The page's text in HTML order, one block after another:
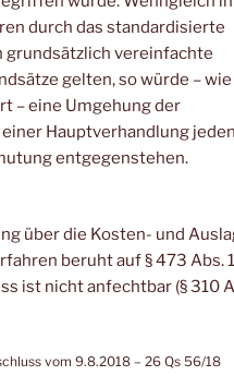
durch das standardisierte
grundsätzlich vereinfachte
gelten, so würde –
– eine Umgehung der
Hauptverhandlung
entgegenstehen.
über die Kosten- und
beruht auf § 473 Abs.
ist nicht anfechtbar (§ 310
vom 9.8.2018 – 26 Qs 56/18